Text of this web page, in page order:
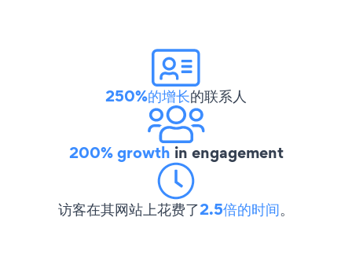
250%的增长的联系人
200% growth in engagement
访客在其网站上花费了2.5倍的时间。